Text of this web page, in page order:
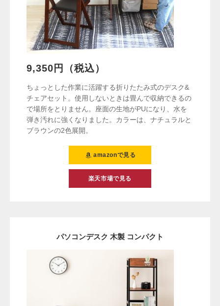
9,350円（税込）
ちょっとした作業に活躍する折りたたみ式のデスク&
チェアセット。使用しないときは畳んで収納できるの
で場所をとりません。座面の生地がPUになり、水を
弾き汚れに強くなりました。カラーは、ナチュラルと
ブラウンの2色展開。
amazonで見る
楽天市場で見る
パソコンデスク 木製 コンパクト